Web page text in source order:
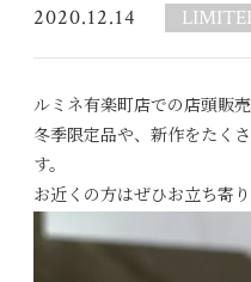
2020.12.14
ルミネ有楽町店での店頭販
冬季限定品や、新作をたく
す。
お近くの方はぜひお立ち寄り